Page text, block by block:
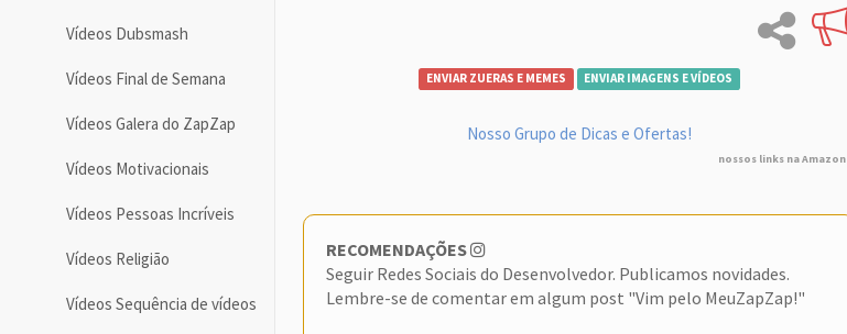
Vídeos Dubsmash
Vídeos Final de Semana
Vídeos Galera do ZapZap
Vídeos Motivacionais
Vídeos Pessoas Incríveis
Vídeos Religião
Vídeos Sequência de vídeos
ENVIAR ZUERAS E MEMES ENVIAR IMAGENS E VÍDEOS
Nosso Grupo de Dicas e Ofertas!
nossos links na Amazon
RECOMENDAÇÕES
Seguir Redes Sociais do Desenvolvedor. Publicamos novidades.
Lembre-se de comentar em algum post "Vim pelo MeuZapZap!"